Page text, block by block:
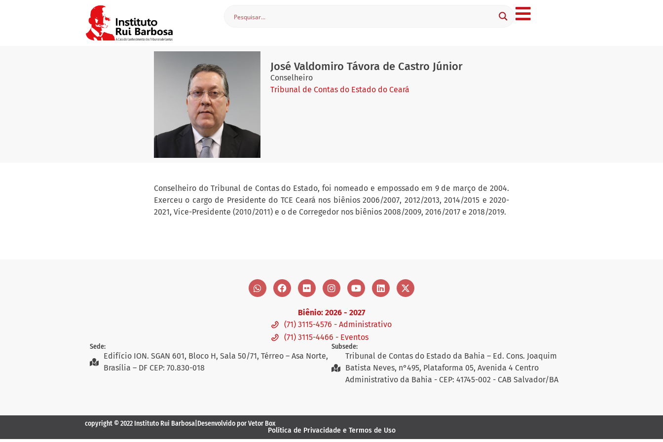
José Valdomiro Távora de Castro Júnior
Conselheiro
Tribunal de Contas do Estado do Ceará
Conselheiro do Tribunal de Contas do Estado, foi nomeado e empossado em 9 de março de 2004.
Exerceu o cargo de Presidente do TCE Ceará nos biênios 2006/2007, 2012/2013, 2014/2015 e 2020-
2021, Vice-Presidente (2010/2011) e o de Corregedor nos biênios 2008/2009, 2016/2017 e 2018/2019.
Biênio: 2026 - 2027
(71) 3115-4576 - Administrativo
(71) 3115-4466 - Eventos
Sede:
Edifício ION. SGAN 601, Bloco H, Sala 50/71, Térreo – Asa Norte,
Brasília – DF CEP: 70.830-018
Subsede:
Tribunal de Contas do Estado da Bahia – Ed. Cons. Joaquim
Batista Neves, n°495, Plataforma 05, Avenida 4 Centro
Administrativo da Bahia - CEP: 41745-002 - CAB Salvador/BA
copyright © 2022 Instituto Rui Barbosa Desenvolvido por Vetor Box
Política de Privacidade e Termos de Uso